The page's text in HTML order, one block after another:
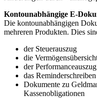
Kontounabhängige E-
Die kontounabhängigen
mehreren Produkten. Dies
der Steuerauszug
die
der Performanceauszug
das
Dokumente zu
Kassenobligationen